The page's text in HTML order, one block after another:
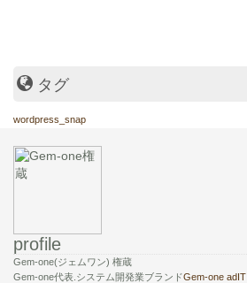
タグ
wordpress_snap
profile
Gem-one(ジェムワン) 権蔵
Gem-one代表.システム開発業ブランドGem-one adIT